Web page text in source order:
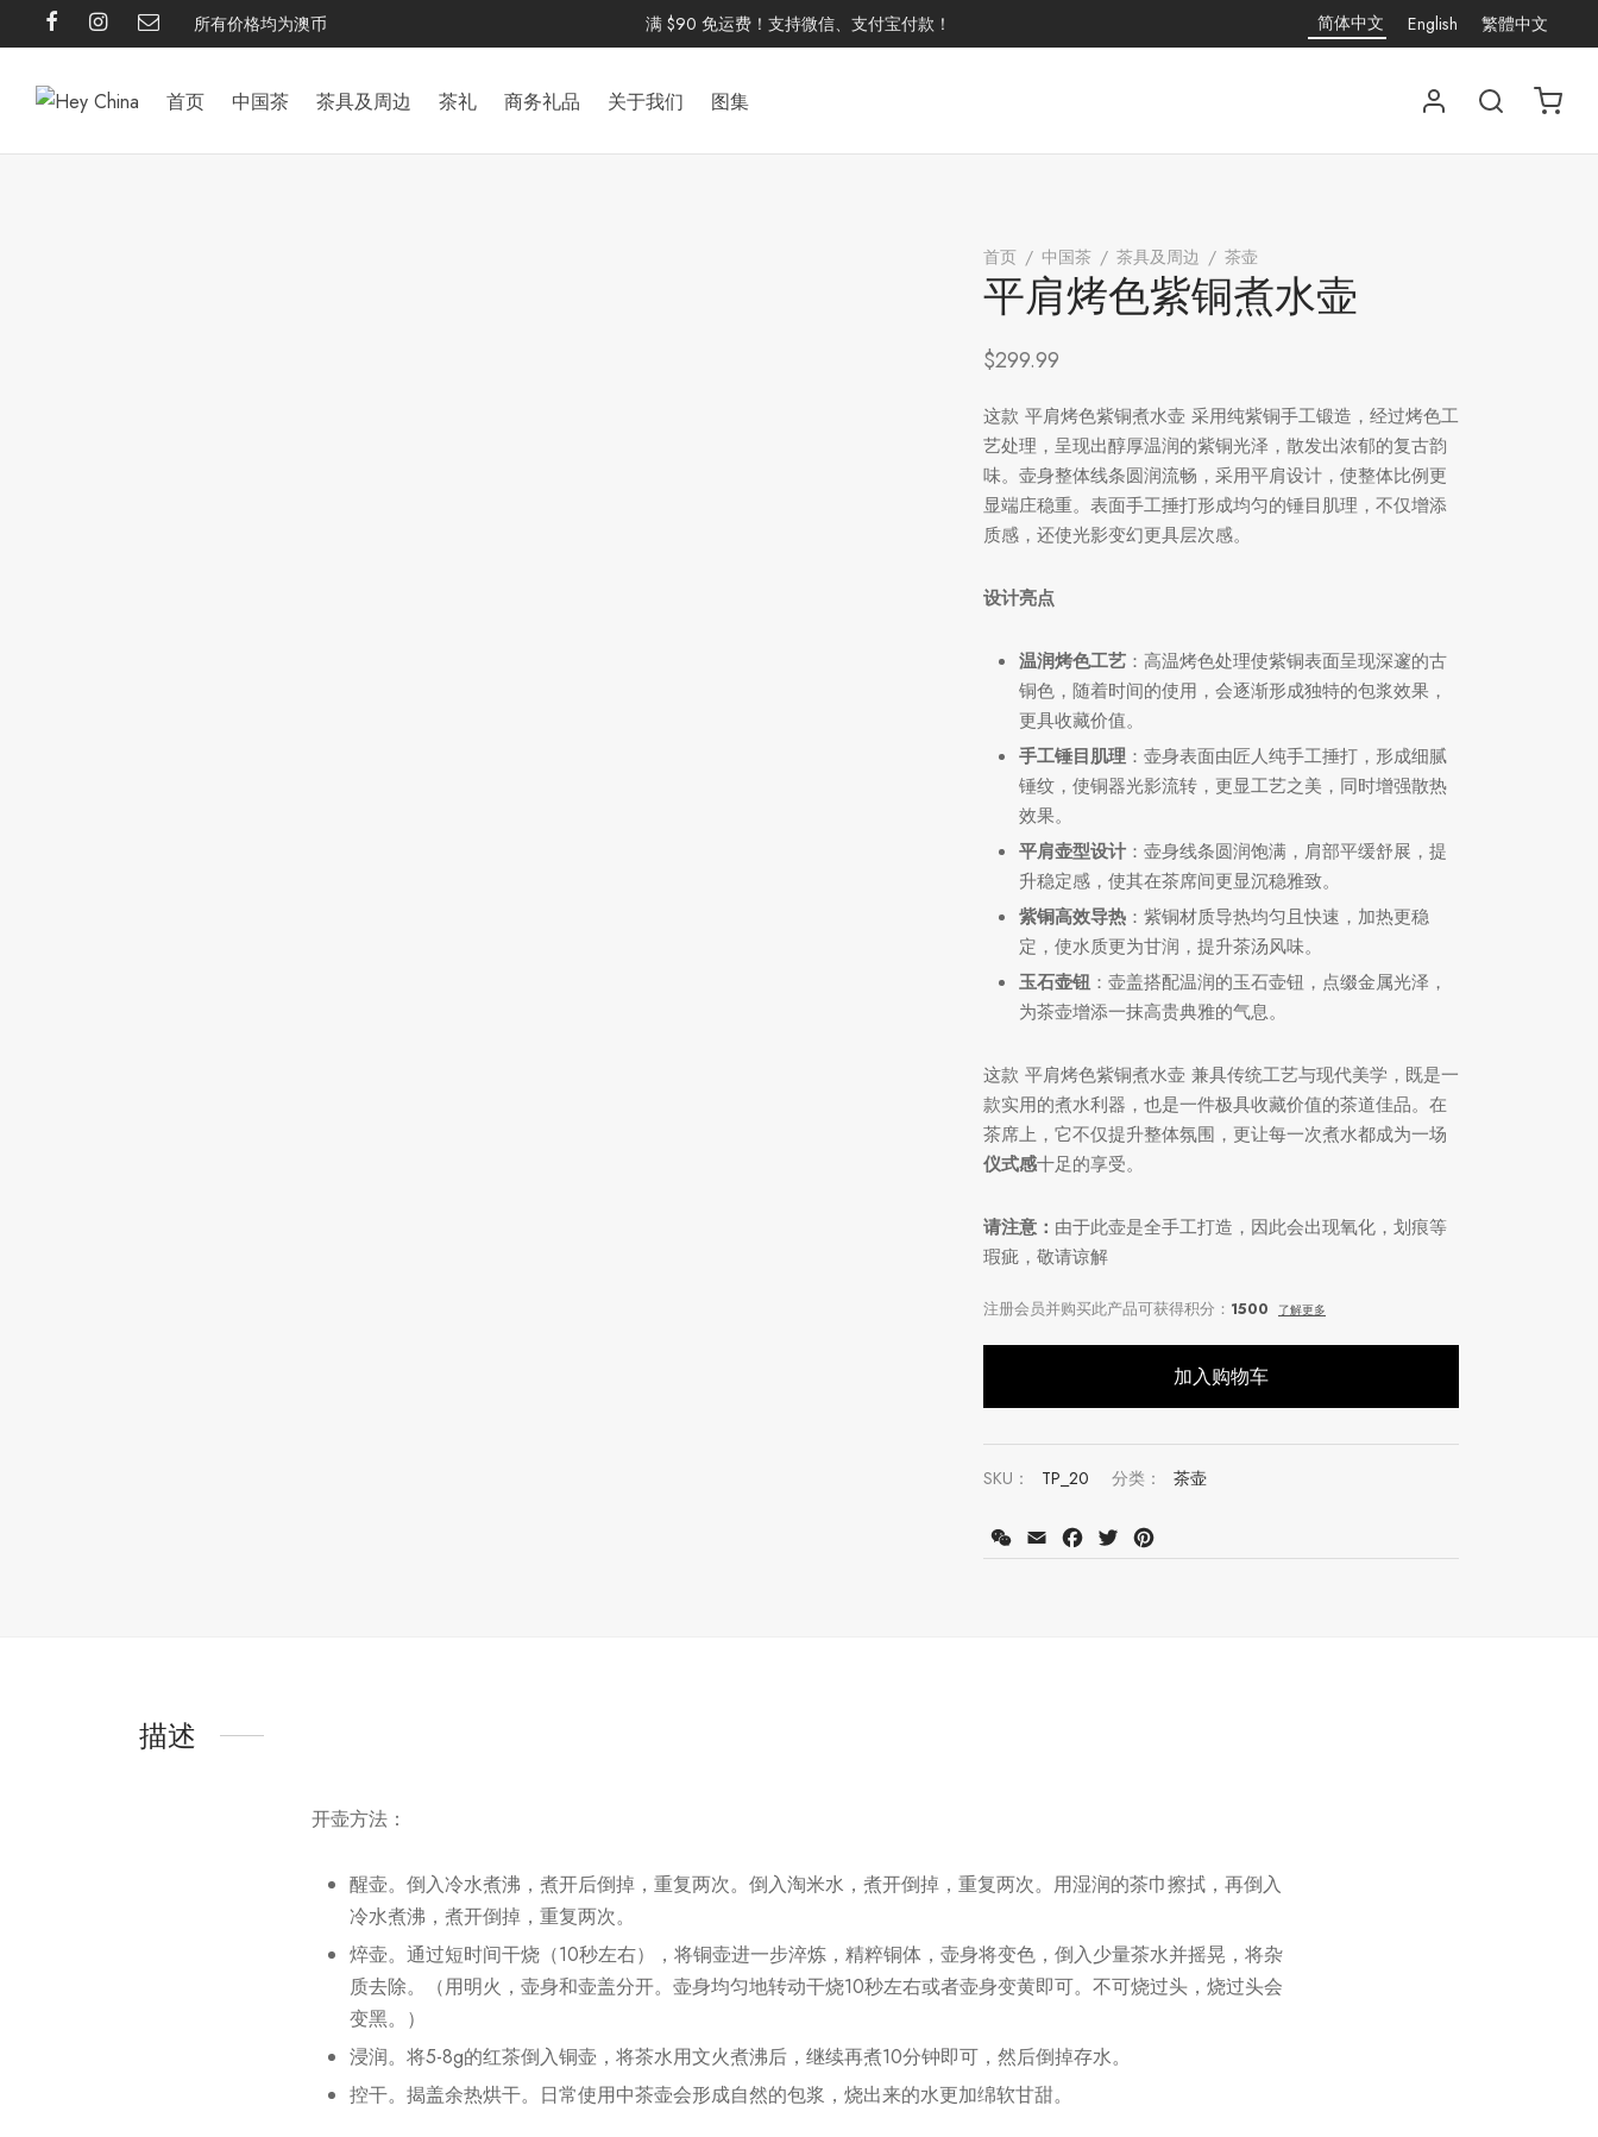
所有价格均为澳币 满 $90 免运费！支持微信、支付宝付款！ 简体中文 English 繁體中文
首页 中国茶 茶具及周边 茶礼 商务礼品 关于我们 图集
首页 / 中国茶 / 茶具及周边 / 茶壶
平肩烤色紫铜煮水壶
$299.99
这款 平肩烤色紫铜煮水壶 采用纯紫铜手工锻造，经过烤色工
艺处理，呈现出醇厚温润的紫铜光泽，散发出浓郁的复古韵
味。壶身整体线条圆润流畅，采用平肩设计，使整体比例更
显端庄稳重。表面手工捶打形成均匀的锤目肌理，不仅增添
质感，还使光影变幻更具层次感。
设计亮点
温润烤色工艺 ：高温烤色处理使紫铜表面呈现深邃的古
铜色，随着时间的使用，会逐渐形成独特的包浆效果，
更具收藏价值。
手工锤目肌理 ：壶身表面由匠人纯手工捶打，形成细腻
锤纹，使铜器光影流转，更显工艺之美，同时增强散热
效果。
平肩壶型设计 ：壶身线条圆润饱满，肩部平缓舒展，提
升稳定感，使其在茶席间更显沉稳雅致。
紫铜高效导热 ：紫铜材质导热均匀且快速，加热更稳
定，使水质更为甘润，提升茶汤风味。
玉石壶钮 ：壶盖搭配温润的玉石壶钮，点缀金属光泽，
为茶壶增添一抹高贵典雅的气息。
这款 平肩烤色紫铜煮水壶 兼具传统工艺与现代美学，既是一
款实用的煮水利器，也是一件极具收藏价值的茶道佳品。在
茶席上，它不仅提升整体氛围，更让每一次煮水都成为一场
仪式感十足的享受。
请注意： 由于此壶是全手工打造，因此会出现氧化，划痕等
瑕疵，敬请谅解
加入购物车
SKU： TP_20 分类： 茶壶
WeChat
Email Facebook
Twitter
描述
开壶方法：
醒壶。倒入冷水煮沸，煮开后倒掉，重复两次。倒入淘米水，煮开倒掉，重复两次。用湿润的茶巾擦拭，再倒入
冷水煮沸，煮开倒掉，重复两次。
焠壶。通过短时间干烧（10秒左右），将铜壶进一步淬炼，精粹铜体，壶身将变色，倒入少量茶水并摇晃，将杂
质去除。（用明火，壶身和壶盖分开。壶身均匀地转动干烧10秒左右或者壶身变黄即可。不可烧过头，烧过头会
变黑。）
浸润。将5-8g的红茶倒入铜壶，将茶水用文火煮沸后，继续再煮10分钟即可，然后倒掉存水。
控干。揭盖余热烘干。日常使用中茶壶会形成自然的包浆，烧出来的水更加绵软甘甜。